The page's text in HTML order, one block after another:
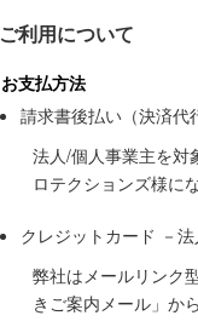
ご利用について
お支払方法
請求書後払い（決済代
法人/個人事業主を対
ロテクションズ様に
クレジットカード －
弊社はメールリンク
きご案内メール」か